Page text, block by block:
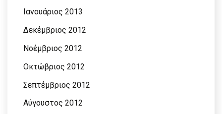
Ιανουάριος 2013
Δεκέμβριος 2012
Νοέμβριος 2012
Οκτώβριος 2012
Σεπτέμβριος 2012
Αύγουστος 2012